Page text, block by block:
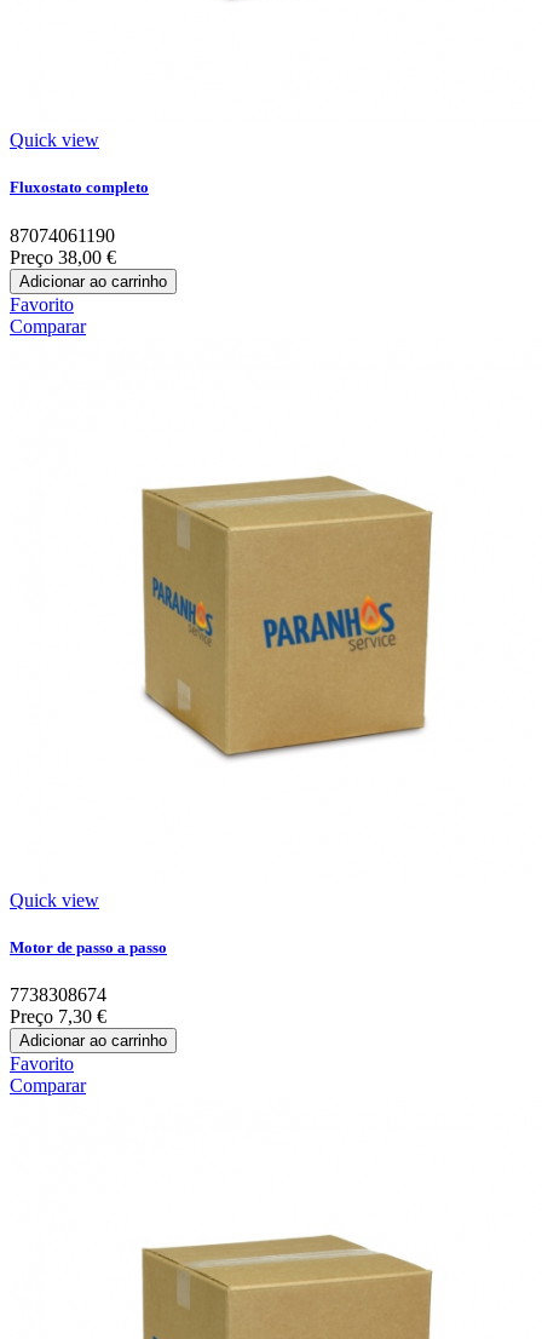
Quick view
Fluxostato completo
87074061190
Preço 38,00 €
Adicionar ao carrinho
Favorito
Comparar
Quick view
Motor de passo a passo
7738308674
Preço 7,30 €
Adicionar ao carrinho
Favorito
Comparar